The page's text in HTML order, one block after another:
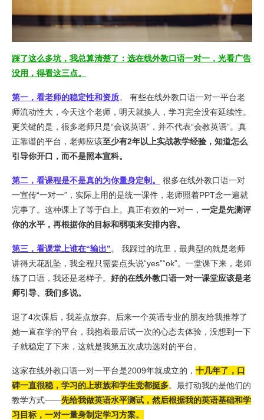
踩了这么多坑，我总算清楚了：选在线外教口语一对一，光看广告
没用，得看这三点。
第一，看老师的稳定性和资质。 有些在线外教口语一对一平台老
师流动性大，今天这个老师，明天就换人，学习完全没有延续性。
更关键的是，很多老师只是“会说英语”，并不代表“会教英语”。真
正靠谱的平台，老师应该至少有2年以上实战教学经验，知道怎么
引导你开口，而不是照本宣科。
第二，看课程是不是真的为你量身定制。
很多在线外教口语一对
一宣传“一对一”，实际上用的是统一课件，老师照着PPT念一遍就
完事了。这种课上了等于白上。真正有效的一对一， 一定是先测评
你的水平，再根据你的目标和弱项来安排内容。
第三，看课堂上谁在“输出”。 我踩过的坑里，最典型的就是老师
讲得天花乱坠，我全程只需要点头说“yes”“ok”。一堂课下来，老师
练了口语，我还是老样子。 好的在线外教口语一对一课堂应该是老
师引导、我们多说。
退了4次课后，我差点放弃。后来一个英语专业的朋友给我推荐了
她一直在学的平台，我抱着最后试一次的心态去体验，没想到一下
子就稳定了下来，这就是我第五次成功选对的平台。
这家在线外教口语一对一平台是2009年就成立的， 十几年了，口
碑一直很稳，学习的上班族和学生党都挺多。最打动我的是他们的
教学方式——先给我做英语水平测试，然后根据我的英语基础和学
习目标，一对一量身制定学习方案。